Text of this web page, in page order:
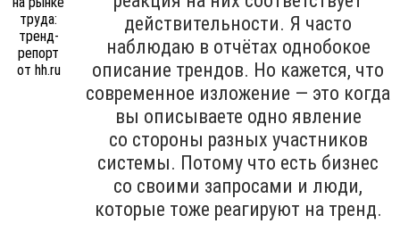
действительности. Я часто
наблюдаю в отчётах однобокое
описание трендов. Но кажется, что
современное изложение — это когда
вы описываете одно явление
со стороны разных участников
системы. Потому что есть бизнес
со своими запросами и люди,
которые тоже реагируют на тренд.